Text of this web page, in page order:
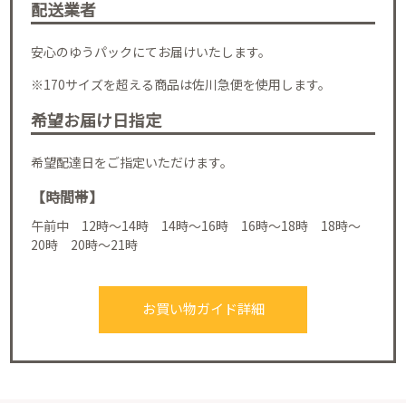
配送業者
安心のゆうパックにてお届けいたします。
※170サイズを超える商品は佐川急便を使用します。
希望お届け日指定
希望配達日をご指定いただけます。
【時間帯】
午前中 12時～14時 14時～16時 16時～18時 18時～
20時 20時～21時
お買い物ガイド詳細